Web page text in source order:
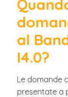
al
I4.0?
Le domande
presentate a